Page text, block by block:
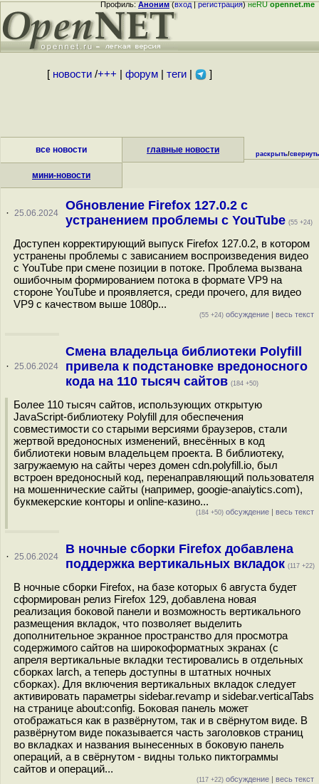
Профиль:Аноним(вход|регистрация)неRUopennet.me
[ новости/+++ форум| теги| ]
все новости главные новости
мини-новости
раскрыть/свернуть
· 25.06.2024
Обновление Firefox 127.0.2 с
устранением проблемы с YouTube (55 +24)
Доступен корректирующий выпуск Firefox 127.0.2, в котором
устранены проблемы с зависанием воспроизведения видео
с YouTube при смене позиции в потоке. Проблема вызвана
ошибочным формированием потока в формате VP9 на
стороне YouTube и проявляется, среди прочего, для видео
VP9 с качеством выше 1080p...
(55 +24) обсуждение | весь текст
· 25.06.2024
Смена владельца библиотеки Polyfill
привела к подстановке вредоносного
кода на 110 тысяч сайтов (184 +50)
Более 110 тысяч сайтов, использующих открытую
JavaScript-библиотеку Polyfill для обеспечения
совместимости со старыми версиями браузеров, стали
жертвой вредоносных изменений, внесённых в код
библиотеки новым владельцем проекта. В библиотеку,
загружаемую на сайты через домен cdn.polyfill.io, был
встроен вредоносный код, перенаправляющий пользователя
на мошеннические сайты (например, googie-anaiytics.com),
букмекерские конторы и online-казино...
(184 +50) обсуждение | весь текст
· 25.06.2024
В ночные сборки Firefox добавлена
поддержка вертикальных вкладок (117 +22)
В ночные сборки Firefox, на базе которых 6 августа будет
сформирован релиз Firefox 129, добавлена новая
реализация боковой панели и возможность вертикального
размещения вкладок, что позволяет выделить
дополнительное экранное пространство для просмотра
содержимого сайтов на широкоформатных экранах (с
апреля вертикальные вкладки тестировались в отдельных
сборках larch, а теперь доступны в штатных ночных
сборках). Для включения вертикальных вкладок следует
активировать параметры sidebar.revamp и sidebar.verticalTabs
на странице about:config. Боковая панель может
отображаться как в развёрнутом, так и в свёрнутом виде. В
развёрнутом виде показывается часть заголовков страниц
во вкладках и названия вынесенных в боковую панель
операций, а в свёрнутом - видны только пиктограммы
сайтов и операций...
(117 +22) обсуждение | весь текст